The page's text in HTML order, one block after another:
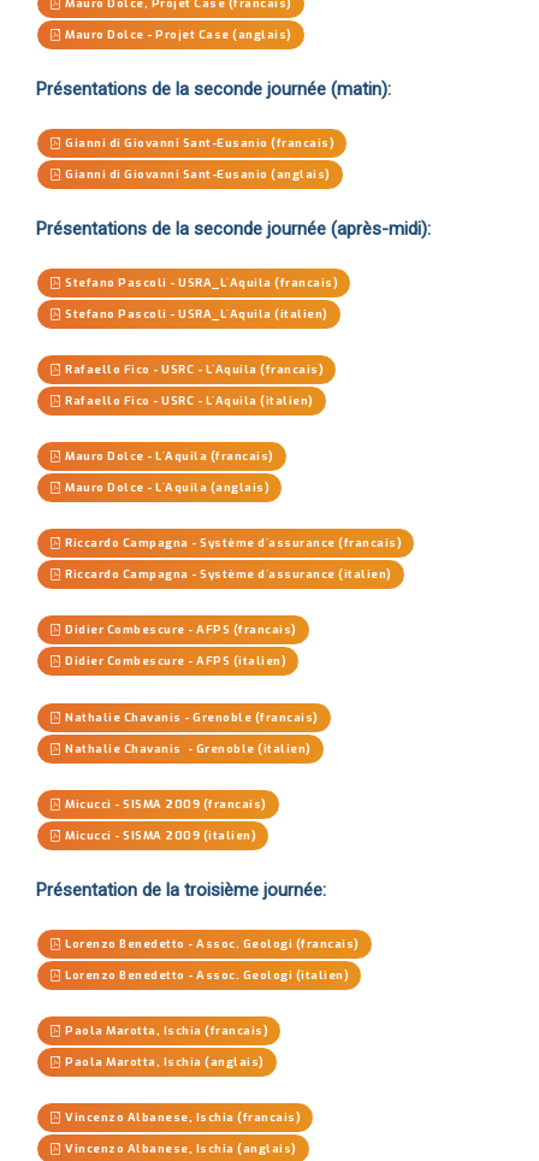
Mauro Dolce - Projet Case (anglais)
Présentations de la seconde journée (matin):
Gianni di Giovanni Sant-Eusanio (francais)
Gianni di Giovanni Sant-Eusanio (anglais)
Présentations de la seconde journée (après-midi):
Stefano Pascoli - USRA_L´Aquila (francais)
Stefano Pascoli - USRA_L´Aquila (italien)
Rafaello Fico - USRC - L´Aquila (francais)
Rafaello Fico - USRC - L´Aquila (italien)
Mauro Dolce - L´Aquila (francais)
Mauro Dolce - L´Aquila (anglais)
Riccardo Campagna - Système d´assurance (francais)
Riccardo Campagna - Système d´assurance (italien)
Didier Combescure - AFPS (francais)
Didier Combescure - AFPS (italien)
Nathalie Chavanis - Grenoble (francais)
Nathalie Chavanis - Grenoble (italien)
Micucci - SISMA 2009 (francais)
Micucci - SISMA 2009 (italien)
Présentation de la troisième journée:
Lorenzo Benedetto - Assoc. Geologi (francais)
Lorenzo Benedetto - Assoc. Geologi (italien)
Paola Marotta, Ischia (francais)
Paola Marotta, Ischia (anglais)
Vincenzo Albanese, Ischia (francais)
Vincenzo Albanese, Ischia (anglais)